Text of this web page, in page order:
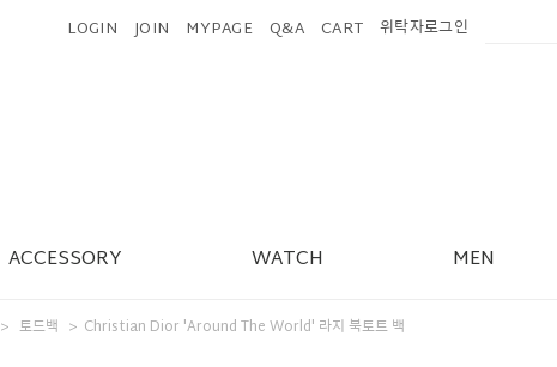
LOGIN JOIN MYPAGE Q&A CART 위탁자로그인
ACCESSORY WATCH MEN
> 토드백 > Christian Dior 'Around The World' 라지 북토트 백